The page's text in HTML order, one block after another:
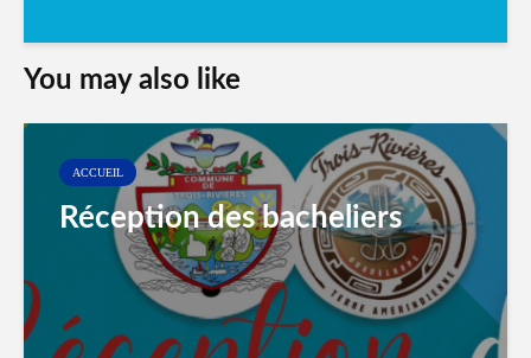
You may also like
ACCUEIL
Réception des bacheliers